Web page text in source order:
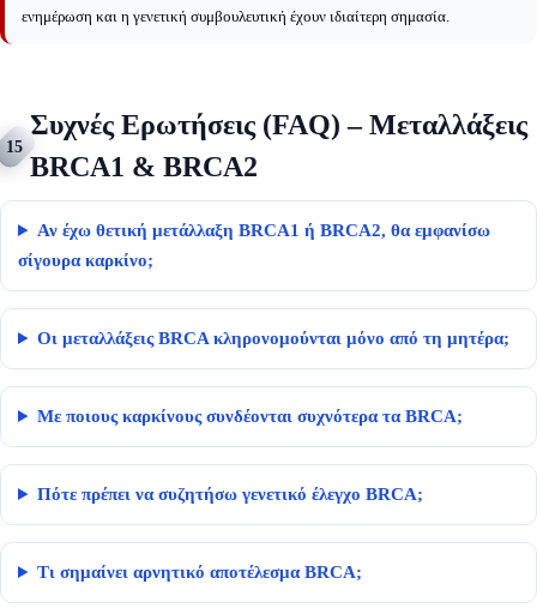
ενημέρωση και η γενετική συμβουλευτική έχουν ιδιαίτερη σημασία.
15
Συχνές Ερωτήσεις (FAQ) – Μεταλλάξεις
BRCA1 & BRCA2
Αν έχω θετική μετάλλαξη BRCA1 ή BRCA2, θα εμφανίσω
σίγουρα καρκίνο;
Οι μεταλλάξεις BRCA κληρονομούνται μόνο από τη μητέρα;
Με ποιους καρκίνους συνδέονται συχνότερα τα BRCA;
Πότε πρέπει να συζητήσω γενετικό έλεγχο BRCA;
Τι σημαίνει αρνητικό αποτέλεσμα BRCA;